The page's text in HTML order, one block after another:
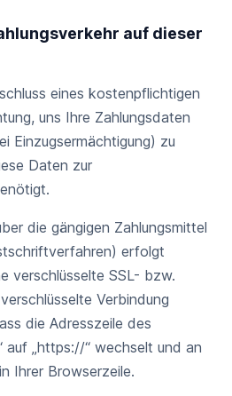
auf dieser
eines kostenpflichtigen
uns Ihre Zahlungsdaten
Einzugsermächtigung) zu
Daten zur
die gängigen Zahlungsmittel
erfolgt
verschlüsselte SSL- bzw.
Verbindung
die Adresszeile des
auf „https://“ wechselt und an
Ihrer Browserzeile.